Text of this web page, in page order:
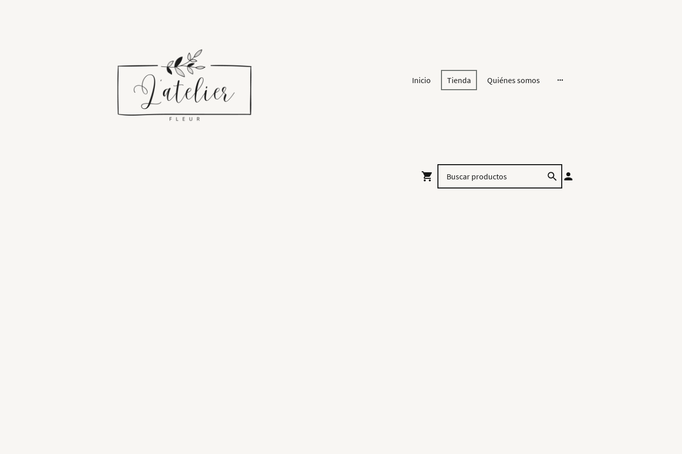
Inicio Tienda Quiénes somos